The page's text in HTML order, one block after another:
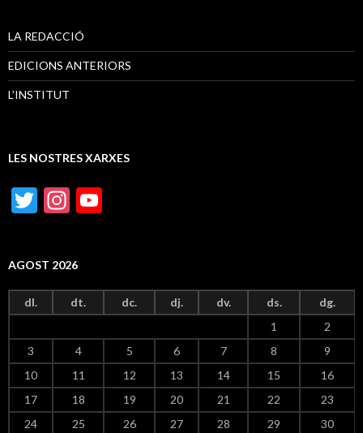
LA REDACCIÓ
EDICIONS ANTERIORS
L’INSTITUT
LES NOSTRES XARXES
T
er
In
gr
a
e
C
h
AGOST 2026
dl. dt. dc. dj. dv. ds.
dg.
1
2
3
4 5 6 7 8
9
10
11 12 13 14 15
16
17
18 19 20 21 22
23
24
25 26 27 28 29 30